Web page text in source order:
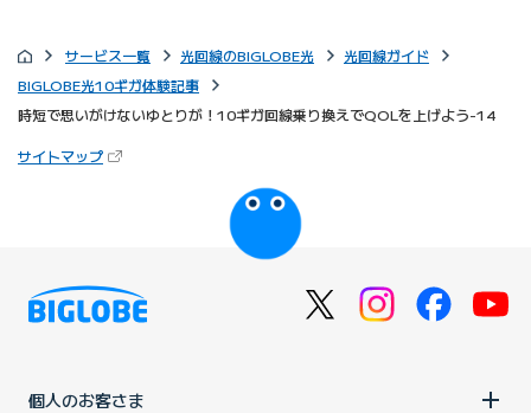
サービス一覧 光回線のBIGLOBE光
光回線ガイド
BIGLOBE光10ギガ体験記事
時短で思いがけないゆとりが！10ギガ回線乗り換えでQOLを上げよう-14
サイトマップ（新しいタブで開きます）
びっぷるのページ
個人のお客さま